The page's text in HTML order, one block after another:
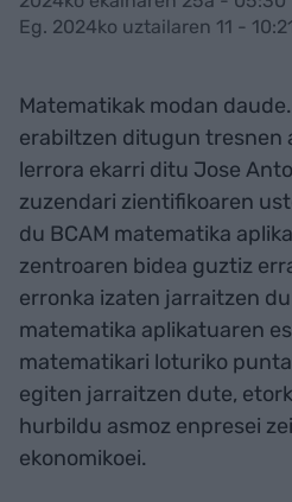
Eg. 2024ko uztailaren 11 -
Matematikak modan
erabiltzen ditugun tresnen
lerrora ekarri ditu Jose
zuzendari zientifikoaren
du BCAM matematika
zentroaren bidea guztiz
erronka izaten jarraitzen
matematika aplikatuaren
matematikari loturiko
egiten jarraitzen dute,
hurbildu asmoz enpresei
ekonomikoei.